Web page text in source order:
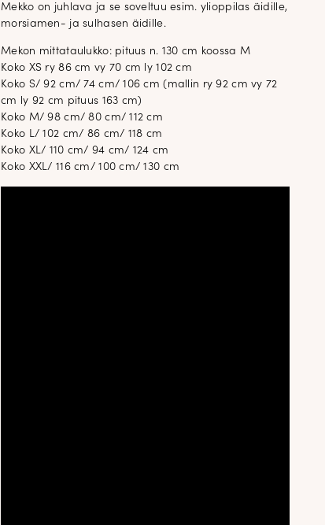
Mekko on juhlava ja se soveltuu esim. ylioppilas äidille,
morsiamen- ja sulhasen äidille.
Mekon mittataulukko: pituus n. 130 cm koossa M
Koko XS ry 86 cm vy 70 cm ly 102 cm
Koko S/ 92 cm/ 74 cm/ 106 cm (mallin ry 92 cm vy 72
cm ly 92 cm pituus 163 cm)
Koko M/ 98 cm/ 80 cm/ 112 cm
Koko L/ 102 cm/ 86 cm/ 118 cm
Koko XL/ 110 cm/ 94 cm/ 124 cm
Koko XXL/ 116 cm/ 100 cm/ 130 cm